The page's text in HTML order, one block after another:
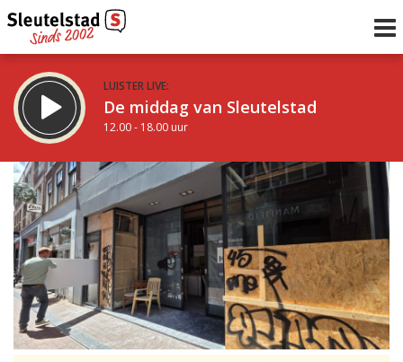
LUISTER LIVE:
De middag van Sleutelstad
12.00 - 18.00 uur
STRAKS:
De vrijdagavond met Keanu
18.00 - 19.00 uur
Vorig uur
uur 1 van 0 Volgend uur
Inklappen